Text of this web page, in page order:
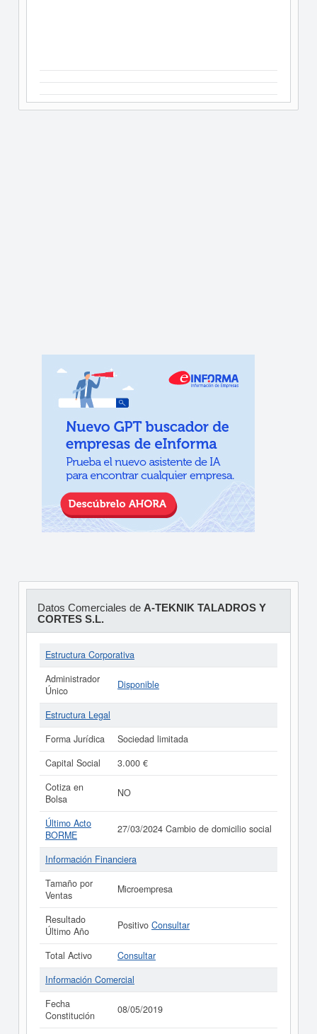
Datos Comerciales de A-TEKNIK TALADROS Y
CORTES S.L.
Estructura Corporativa
Administrador
Único
Disponible
Estructura Legal
Forma Jurídica
Sociedad limitada
Capital Social
3.000 €
Cotiza en
Bolsa
NO
Último Acto
BORME
27/03/2024 Cambio de domicilio social
Información Financiera
Tamaño por
Ventas
Microempresa
Resultado
Último Año
Positivo Consultar
Total Activo
Consultar
Información Comercial
Fecha
Constitución
08/05/2019